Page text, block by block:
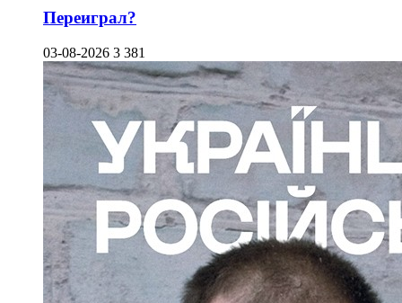
Переиграл?
03-08-2026 3 381